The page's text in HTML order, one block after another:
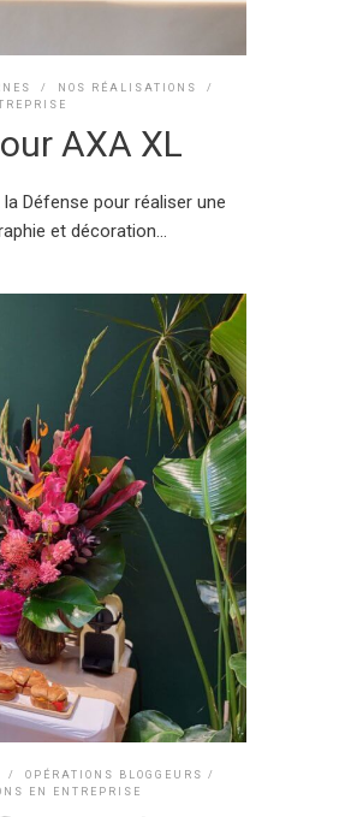
/ NOS RÉALISATIONS
/
AXA XL
Défense pour réaliser une
et décoration...
/OPÉRATIONS BLOGGEURS /
EN ENTREPRISE